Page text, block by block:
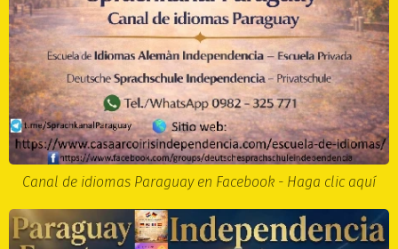
Canal de idiomas Paraguay en Facebook - Haga clic aquí